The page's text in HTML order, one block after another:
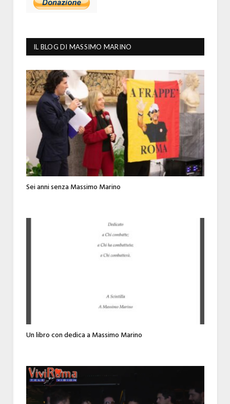
IL BLOG DI MASSIMO MARINO
Sei anni senza Massimo Marino
Un libro con dedica a Massimo Marino